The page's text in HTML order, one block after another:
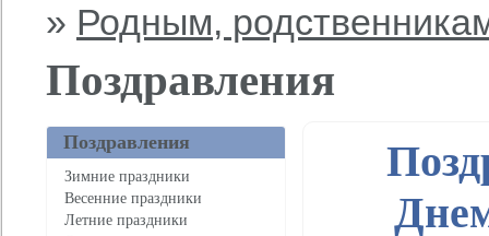
» Родным,
Поздравления
Поздравления
Зимние праздники
Весенние праздники
Летние праздники